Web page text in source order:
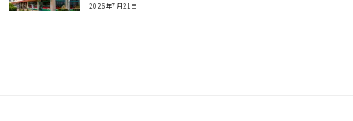
2026年7月21日